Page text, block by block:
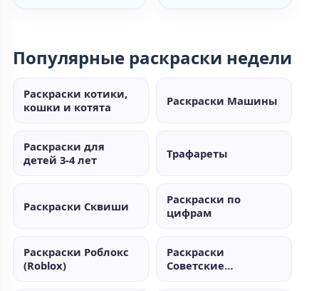
Популярные раскраски недели
Раскраски котики,
кошки и котята
Раскраски Машины
Раскраски для
детей 3-4 лет
Трафареты
Раскраски Сквиши
Раскраски по
цифрам
Раскраски Роблокс
(Roblox)
Раскраски
Советские